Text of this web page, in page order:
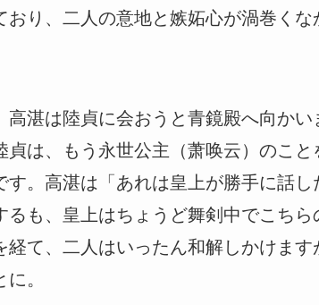
り、 二人の意地と嫉妬心が渦巻く
高湛は陸貞に会おうと青鏡殿へ向か
貞は、もう永世公主（萧唤云）のこ
す。高湛は「あれは皇上が勝手に話
るも、皇上はちょうど舞剣中でこち
経て、二人はいったん和解しかけま
。